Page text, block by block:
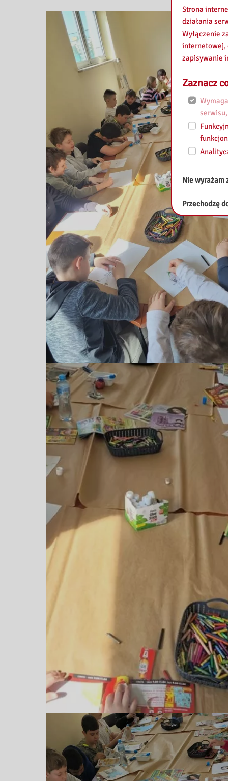
Strona
działania
Wyłączenie
internetowej,
zapisywanie
Zaznacz
Nie wyrażam
Przechodzę